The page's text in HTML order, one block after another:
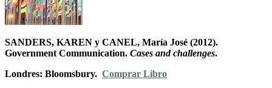
SANDERS, KAREN y CANEL, María José (2012).
Government Communication. Cases and challenges.
Londres: Bloomsbury. Comprar Libro